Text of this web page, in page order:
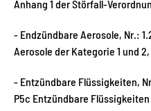
Anhang 1 der Störfall-
- Endzündbare Aerosole, Nr.:
Aerosole der Kategorie 1 und 2,
- Entzündbare Flüssigkeiten,
P5c Entzündbare